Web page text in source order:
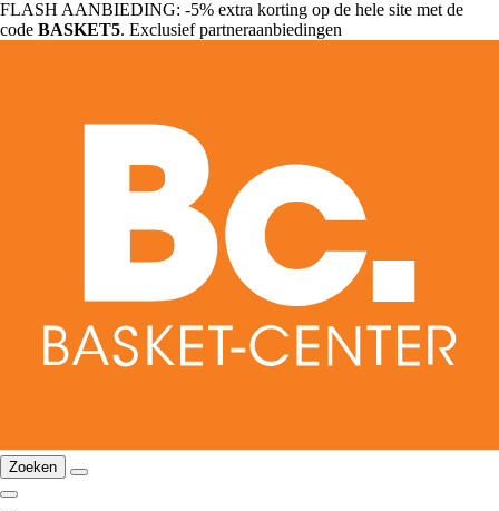
FLASH AANBIEDING: -5% extra korting op de hele site met de
code BASKET5. Exclusief partneraanbiedingen
Zoeken